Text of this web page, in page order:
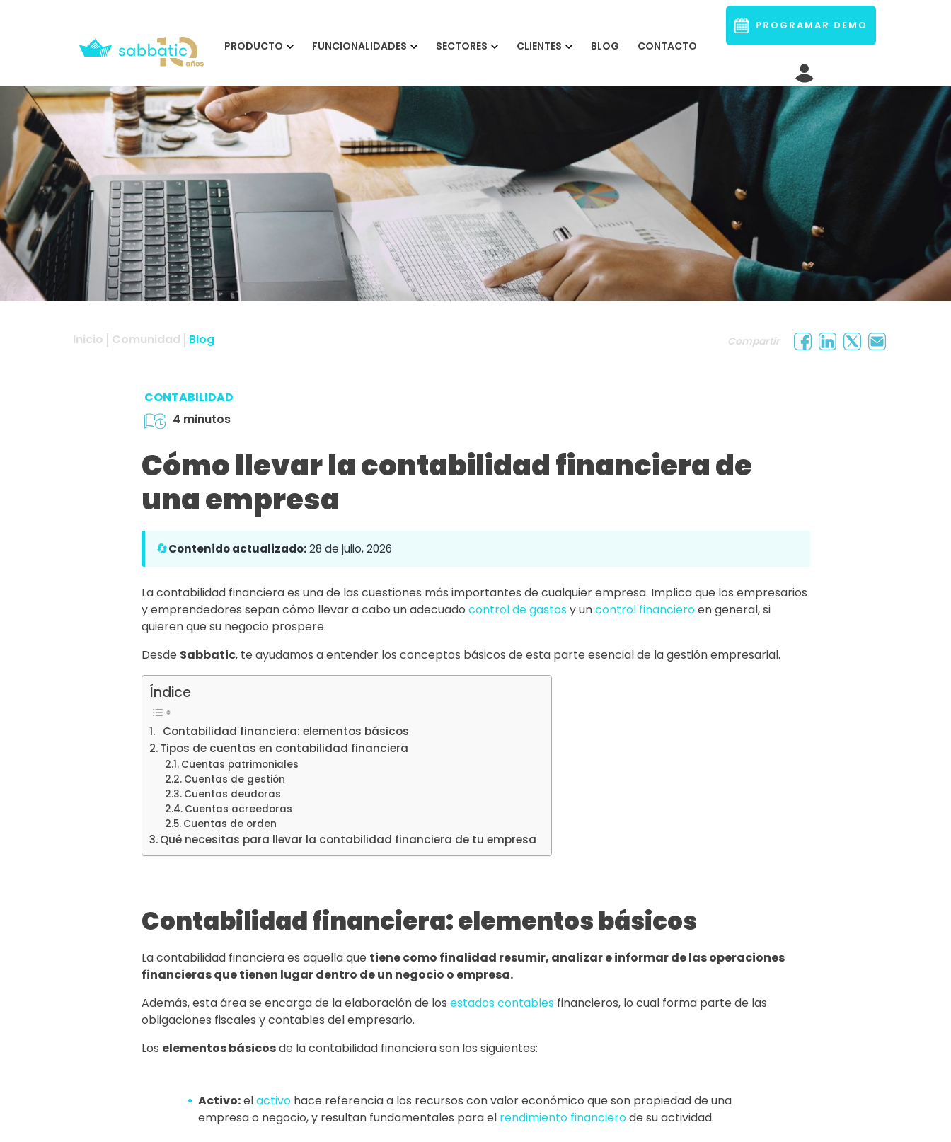
PRODUCTO FUNCIONALIDADES SECTORES CLIENTES BLOG CONTACTO
PROGRAMAR DEMO
Inicio Comunidad Blog Compartir
CONTABILIDAD
4 minutos
Cómo llevar la contabilidad financiera de
una empresa
🔄Contenido actualizado: 28 de julio, 2026
La contabilidad financiera es una de las cuestiones más importantes de cualquier empresa. Implica que los empresarios
y emprendedores sepan cómo llevar a cabo un adecuado control de gastosy uncontrol financieroen general, si
quieren que su negocio prospere.
Desde Sabbatic, te ayudamos a entender los conceptos básicos de esta parte esencial de la gestión empresarial.
Índice
Contabilidad financiera: elementos básicos
Tipos de cuentas en contabilidad financiera
Cuentas patrimoniales
Cuentas de gestión
Cuentas deudoras
Cuentas acreedoras
Cuentas de orden
Qué necesitas para llevar la contabilidad financiera de tu empresa
Contabilidad financiera: elementos básicos
La contabilidad financiera es aquella que tiene como finalidad resumir, analizar e informar de las operaciones
financieras que tienen lugar dentro de un negocio o empresa.
Además, esta área se encarga de la elaboración de los estados contablesfinancieros, lo cual forma parte de las
obligaciones fiscales y contables del empresario.
Los elementos básicosde la contabilidad financiera son los siguientes:
Activo:elactivohace referencia a los recursos con valor económico que son propiedad de una
empresa o negocio, y resultan fundamentales para el rendimiento financierode su actividad.